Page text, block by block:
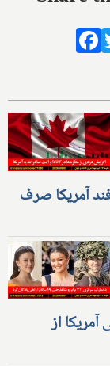
دوربرد و ۸۰% پدافند آمریکا صرف
از